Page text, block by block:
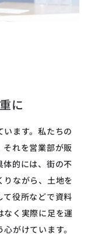
に
ます。私たちの
それを営業部が販
体的には、街の不
りながら、土地を
て役所などで資料
なく実際に足を運
がけています。